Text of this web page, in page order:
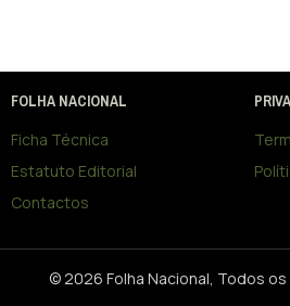
FOLHA NACIONAL
Ficha Técnica
Estatuto Editorial
Contactos
© 2026 Folha Nacional, Todos